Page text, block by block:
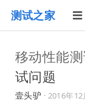
测试之家
移动性能
试问题
壹头驴 · 2016年12